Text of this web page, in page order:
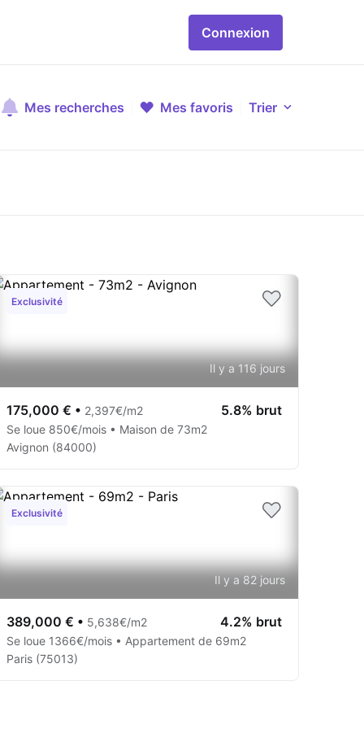
Connexion
Mes recherches Mes favoris Trier
Exclusivité
Il y a 116 jours
175,000 € • 2,397€/m2 5.8% brut
Se loue 850€/mois • Maison de 73m2
Avignon (84000)
Exclusivité
Il y a 82 jours
389,000 € • 5,638€/m2 4.2% brut
Se loue 1366€/mois • Appartement de 69m2
Paris (75013)